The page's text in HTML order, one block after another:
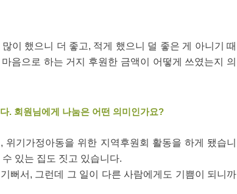
이 했으니 더 좋고, 적게 했으니 덜 좋은 게 아니기 때
음으로 하는 거지 후원한 금액이 어떻게 쓰였는지 의
. 회원님에게 나눔은 어떤 의미인가요?
기가정아동을 위한 지역후원회 활동을 하게 됐습니
있는 집도 짓고 있습니다.
뻐서, 그런데 그 일이 다른 사람에게도 기쁨이 되니까